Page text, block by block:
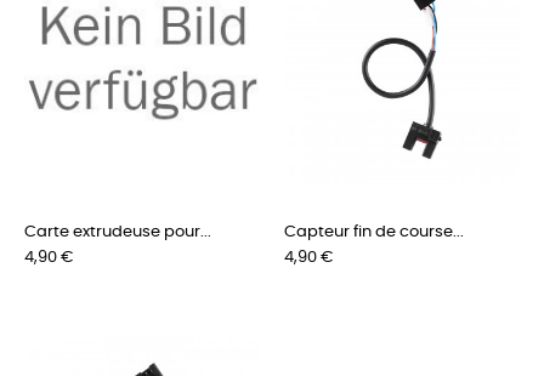
Carte extrudeuse pour...
Preis
4,90 €
Capteur fin de course...
Preis
4,90 €